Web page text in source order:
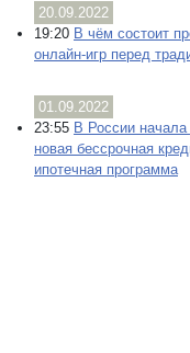
20.09.2022
19:20 В чём состоит
онлайн-игр перед
01.09.2022
23:55 В России начала
новая бессрочная
ипотечная программа